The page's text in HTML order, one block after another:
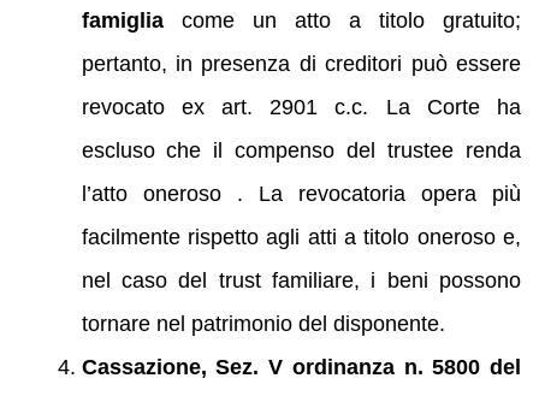
famigliacome un atto a titolo gratuito;
pertanto, in presenza di creditori può essere
revocato ex art. 2901 c.c. La Corte ha
escluso che il compenso del trustee renda
l’atto oneroso . La revocatoria opera più
facilmente rispetto agli atti a titolo oneroso e,
nel caso del trust familiare, i beni possono
tornare nel patrimonio del disponente.
Cassazione, Sez. V ordinanza n. 5800 del